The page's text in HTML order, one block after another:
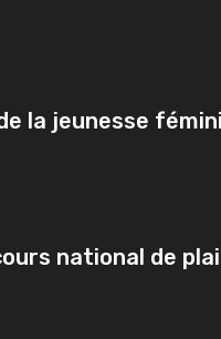
la jeunesse
national de